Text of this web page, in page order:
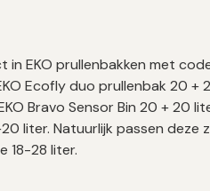
EKO prullenbakken met
Ecofly duo prullenbak 20 +
Bravo Sensor Bin 20 + 20
liter. Natuurlijk passen deze
18-28 liter.